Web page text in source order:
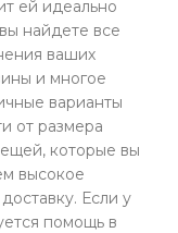
ей идеально
найдете все
ваших
и многое
варианты
от размера
которые вы
высокое
Если у
помощь в